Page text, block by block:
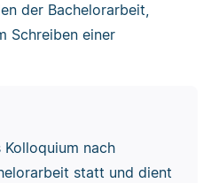
der Bachelorarbeit,
Schreiben einer
nach
statt und dient